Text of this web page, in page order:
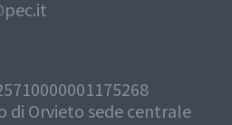
di Orvieto sede centrale